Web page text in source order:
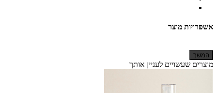
אשפרויות מוצר
המשך
מוצרים שעשויים לעניין אותך